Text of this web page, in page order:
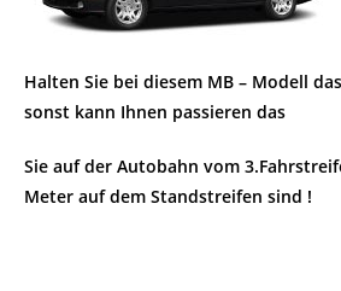
Halten Sie bei diesem MB – Modell
sonst kann Ihnen passieren das
Sie auf der Autobahn vom
Meter auf dem Standstreifen sind !